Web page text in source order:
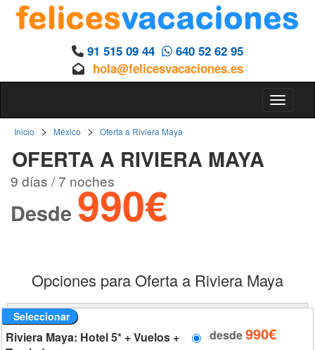
91 515 09 44
640 52 62 95
hola@felicesvacaciones.es
Inicio > México > Oferta a Riviera Maya
OFERTA A RIVIERA MAYA
9 días / 7 noches
Desde 990€
Opciones para Oferta a Riviera Maya
Seleccionar
Riviera Maya: Hotel 5* + Vuelos +
desde990€